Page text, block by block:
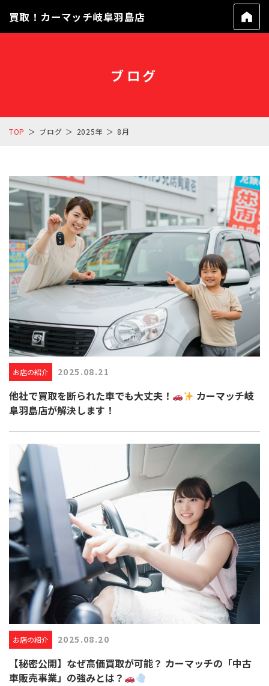
買取！カーマッチ岐阜羽島店
ブログ
TOP ブログ 2025年 8月
お店の紹介 2025.08.21
他社で買取を断られた車でも大丈夫！
カーマッチ岐
阜羽島店が解決します！
お店の紹介 2025.08.20
【秘密公開】なぜ高価買取が可能？ カーマッチの「中古
車販売事業」の強みとは？